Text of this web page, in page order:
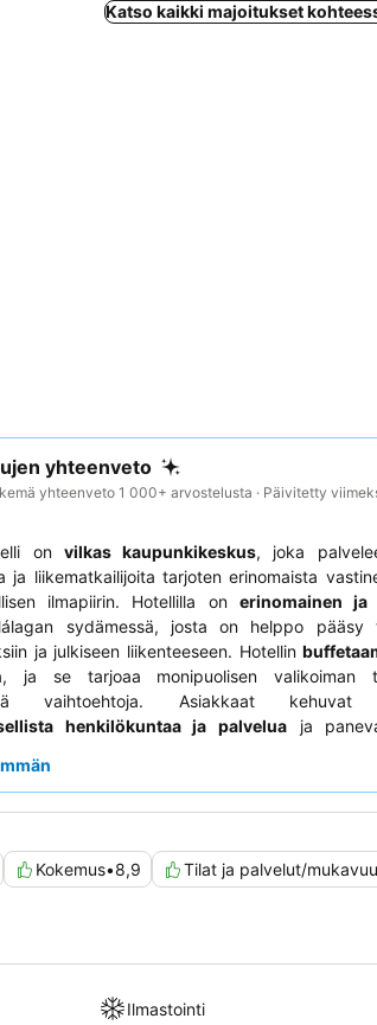
Katso kaikki majoitukset
yhteenveto
yhteenveto 1 000+ arvostelusta · Päivitetty
on vilkas kaupunkikeskus, joka
ja liikematkailijoita tarjoten erinomaista
ilmapiirin. Hotellilla on erinomainen ja
sydämessä, josta on helppo pääsy
ja julkiseen liikenteeseen. Hotellin
ja se tarjoaa monipuolisen valikoiman
vaihtoehtoja. Asiakkaat kehuvat
henkilökuntaa ja palvelua ja
Rauhallisempaa oleskelua varten
Kokemus•8,9 Tilat ja palvelut/
Ilmastointi